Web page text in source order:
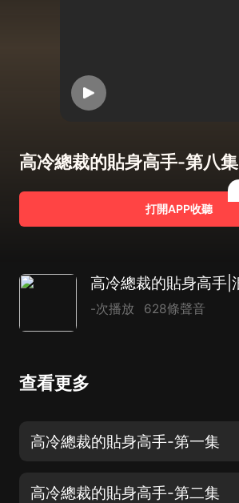
高冷總裁的貼身高手-第八集
打開APP收聽
-次播放 628條聲音
查看更多
高冷總裁的貼身高手-第一集
高冷總裁的貼身高手-第二集